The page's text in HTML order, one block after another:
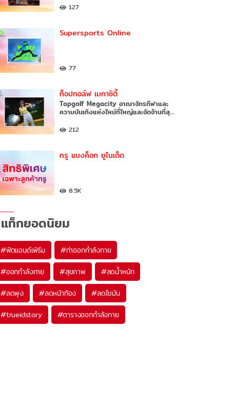
127
Supersports Online
77
ท็อปกอล์ฟ เมกาซิตี้
Topgolf Megacity อาณาจักรกีฬาและ
ความบันเทิงแห่งใหม่ที่ใหญ่และจัดจ้านที่สุ…
212
ทรู แบงค็อก ยูไนเต็ด
8.5K
แท็กยอดนิยม
#ฟิตแอนด์เฟิร์ม #ท่าออกกำลังกาย
#ออกกำลังกาย #สุขภาพ #ลดน้ำหนัก
#ลดพุง #ลดหน้าท้อง #ลดไขมัน
#trueidstory #ตารางออกกำลังกาย